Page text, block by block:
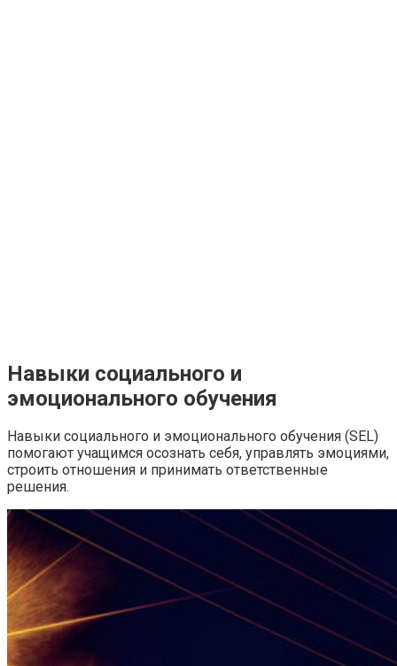
Навыки социального и
эмоционального обучения
Навыки социального и эмоционального обучения (SEL)
помогают учащимся осознать себя, управлять эмоциями,
строить отношения и принимать ответственные
решения.